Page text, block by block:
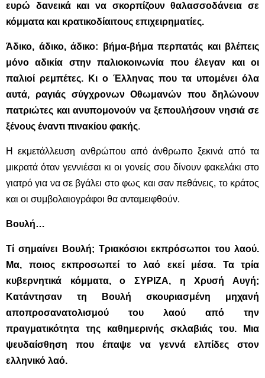
ευρώ δανεικά και να σκορπίζουν θαλασσοδάνεια σε
κόμματα και κρατικοδίαιτους επιχειρηματίες.
Άδικο, άδικο, άδικο: βήμα-βήμα περπατάς και βλέπεις
μόνο αδικία στην παλιοκοινωνία που έλεγαν και οι
παλιοί ρεμπέτες. Κι ο Έλληνας που τα υπομένει όλα
αυτά, ραγιάς σύγχρονων Οθωμανών που δηλώνουν
πατριώτες και ανυπομονούν να ξεπουλήσουν νησιά σε
ξένους έναντι πινακίου φακής.
Η εκμετάλλευση ανθρώπου από άνθρωπο ξεκινά από τα
μικρατά όταν γεννιέσαι κι οι γονείς σου δίνουν φακελάκι στο
γιατρό για να σε βγάλει στο φως και σαν πεθάνεις, το κράτος
και οι συμβολαιογράφοι θα ανταμειφθούν.
Βουλή…
Τί σημαίνει Βουλή; Τριακόσιοι εκπρόσωποι του λαού.
Μα, ποιος εκπροσωπεί το λαό εκεί μέσα. Τα τρία
κυβερνητικά κόμματα, ο ΣΥΡΙΖΑ, η Χρυσή Αυγή;
Κατάντησαν τη Βουλή σκουριασμένη μηχανή
αποπροσανατολισμού του λαού από την
πραγματικότητα της καθημερινής σκλαβιάς του. Μια
ψευδαίσθηση που έπαψε να γεννά ελπίδες στον
ελληνικό λαό.